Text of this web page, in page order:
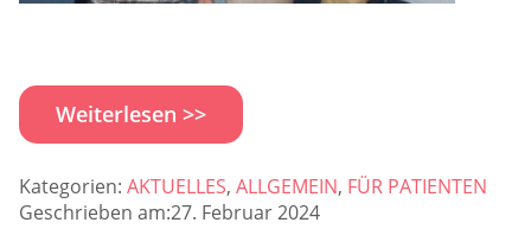
Weiterlesen >>
Kategorien: AKTUELLES, ALLGEMEIN, FÜR PATIENTEN
Geschrieben am:27. Februar 2024